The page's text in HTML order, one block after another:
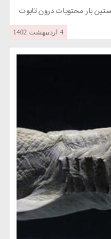
بار محتویات درون تابوت
4 اردیبهشت 1402